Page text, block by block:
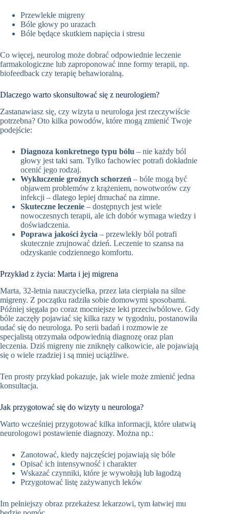
Przewlekłe migreny
Bóle głowy po urazach
Bóle będące skutkiem napięcia i stresu
Co więcej, neurolog może dobrać odpowiednie leczenie
farmakologiczne lub zaproponować inne formy terapii, np.
biofeedback czy terapię behawioralną.
Dlaczego warto skonsultować się z neurologiem?
Zastanawiasz się, czy wizyta u neurologa jest rzeczywiście
potrzebna? Oto kilka powodów, które mogą zmienić Twoje
podejście:
Diagnoza konkretnego typu bólu – nie każdy ból
głowy jest taki sam. Tylko fachowiec potrafi dokładnie
ocenić jego rodzaj.
Wykluczenie groźnych schorzeń – bóle mogą być
objawem problemów z krążeniem, nowotworów czy
infekcji – dlatego lepiej dmuchać na zimne.
Skuteczne leczenie – dostępnych jest wiele
nowoczesnych terapii, ale ich dobór wymaga wiedzy i
doświadczenia.
Poprawa jakości życia – przewlekły ból potrafi
skutecznie zrujnować dzień. Leczenie to szansa na
odzyskanie codziennego komfortu.
Przykład z życia: Marta i jej migrena
Marta, 32-letnia nauczycielka, przez lata cierpiała na silne
migreny. Z początku radziła sobie domowymi sposobami.
Później sięgała po coraz mocniejsze leki przeciwbólowe. Gdy
bóle zaczęły pojawiać się kilka razy w tygodniu, postanowiła
udać się do neurologa. Po serii badań i rozmowie ze
specjalistą otrzymała odpowiednią diagnozę oraz plan
leczenia. Dziś migreny nie zniknęły całkowicie, ale pojawiają
się o wiele rzadziej i są mniej uciążliwe.
Ten prosty przykład pokazuje, jak wiele może zmienić jedna
konsultacja.
Jak przygotować się do wizyty u neurologa?
Warto wcześniej przygotować kilka informacji, które ułatwią
neurologowi postawienie diagnozy. Można np.:
Zanotować, kiedy najczęściej pojawiają się bóle
Opisać ich intensywność i charakter
Wskazać czynniki, które je wywołują lub łagodzą
Przygotować listę zażywanych leków
Im pełniejszy obraz przekażesz lekarzowi, tym łatwiej mu